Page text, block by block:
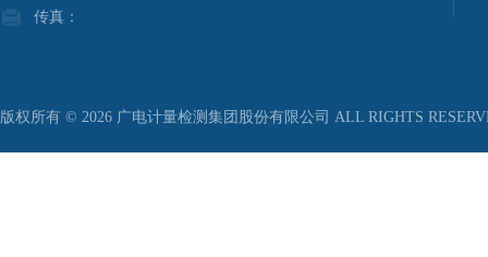
传真：
版权所有 © 2026 广电计量检测集团股份有限公司 ALL RIGHTS